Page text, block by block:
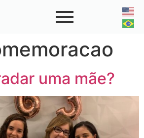
uma mãe?